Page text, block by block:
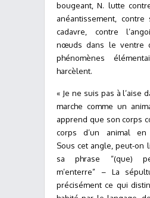
bougeant, N. lutte
anéantissement,
cadavre, contre
nœuds dans le ventre
phénomènes
harcèlent.
« Je ne suis pas à l’aise
marche comme un
apprend que son corps
corps d’un animal en
Sous cet angle, peut-on
sa phrase “(que)
m’enterre” – La
précisément ce qui